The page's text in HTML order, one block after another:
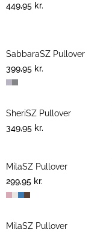
449,95 kr.
NYHED
SabbaraSZ Pullover
399,95 kr.
NYHED
SheriSZ Pullover
349,95 kr.
NYHED
2 FOR 500 DKK
MilaSZ Pullover
299,95 kr.
NYHED
MilaSZ Pullover